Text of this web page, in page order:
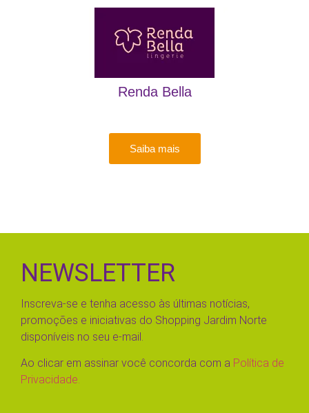
Renda Bella
Saiba mais
NEWSLETTER
Inscreva-se e tenha acesso às últimas notícias,
promoções e iniciativas do Shopping Jardim Norte
disponíveis no seu e-mail.
Ao clicar em assinar você concorda com a Política de
Privacidade.